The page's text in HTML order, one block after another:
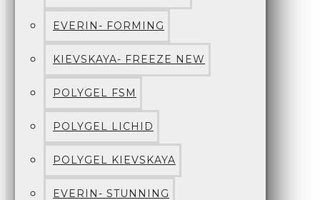
EVERIN- FORMING
KIEVSKAYA- FREEZE NEW
POLYGEL FSM
POLYGEL LICHID
POLYGEL KIEVSKAYA
EVERIN- STUNNING